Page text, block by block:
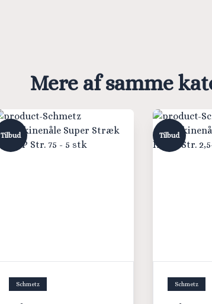
Mere af samme
Tilbud
Schmetz
Tilbud
Schmetz